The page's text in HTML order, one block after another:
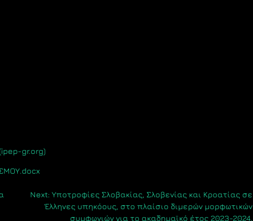
gr.org)
Next: Υποτροφίες Σλοβακίας, Σλοβενίας και Κροατίας σε
Έλληνες υπηκόους, στο πλαίσιο διμερών μορφωτικών
συμφωνιών για το ακαδημαϊκό έτος 2023-2024.